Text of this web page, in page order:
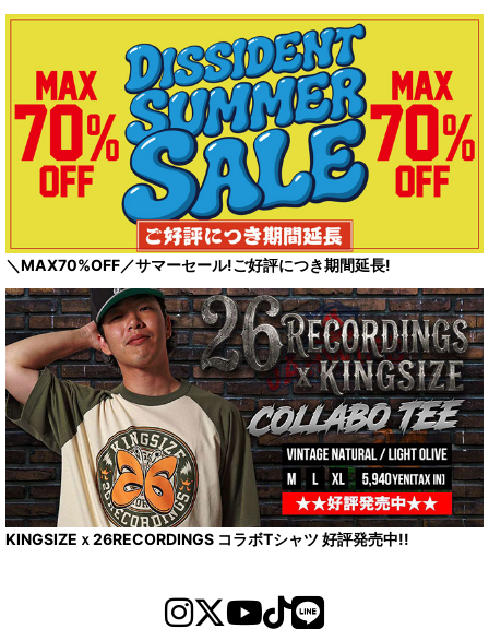
＼MAX70%OFF／サマーセール!ご好評につき期間延長!
KINGSIZEｘ26RECORDINGS コラボTシャツ 好評発売中!!